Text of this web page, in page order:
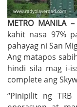
METRO MANILA –
kahit nasa 97%
pahayag ni San
Ang matapos
hindi sila mag i-
complete ang
“Pinipilit ng